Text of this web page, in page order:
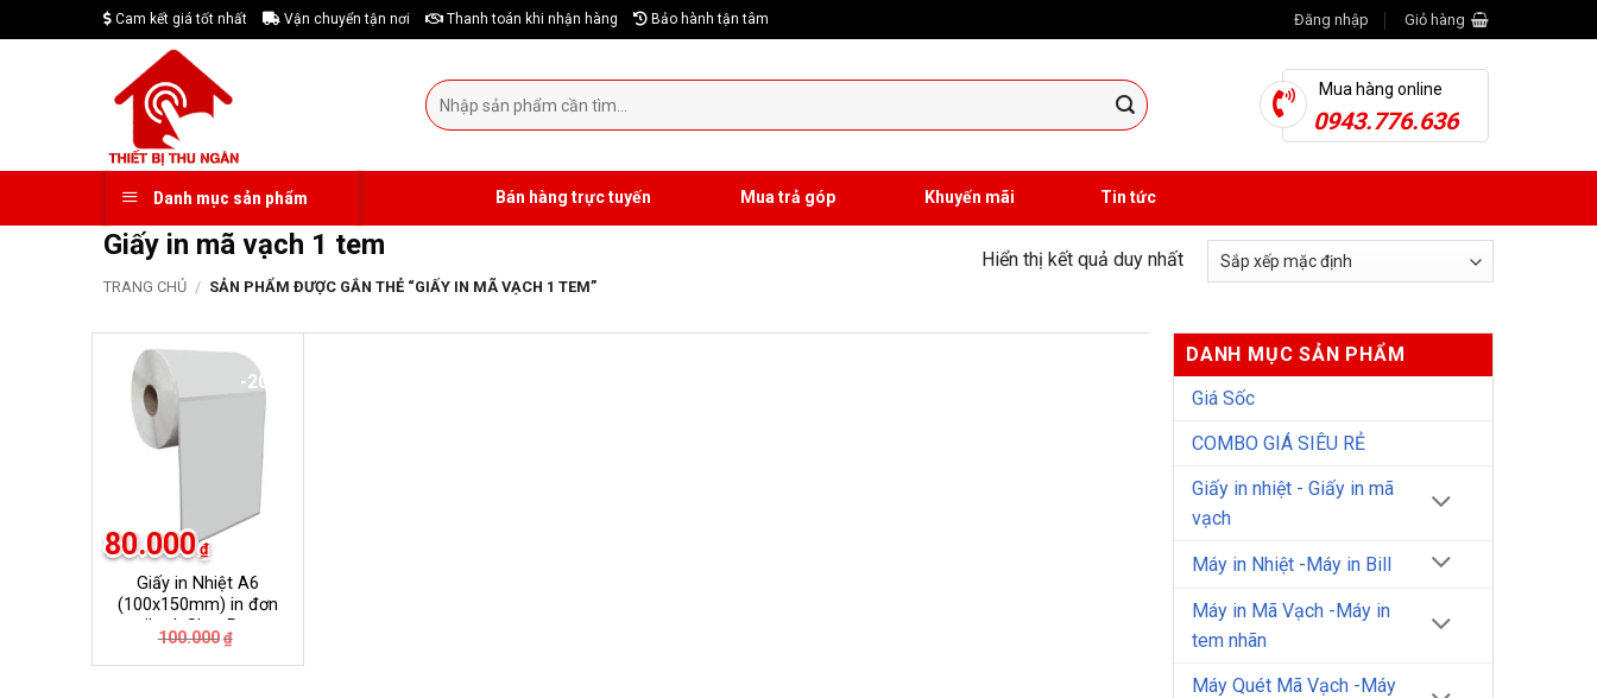
to
Cam kết giá tốt nhất Vận chuyển tận nơi Thanh toán khi nhận hàng Bảo hành tận tâm Đăng nhập Giỏ hàng
Tìm
kiếm:
Mua hàng online
0943.776.636
Danh mục sản phẩm Bán hàng trực tuyến Mua trả góp Khuyến mãi Tin tức
Giấy in mã vạch 1 tem
TRANG CHỦ / SẢN PHẨM ĐƯỢC GẮN THẺ “GIẤY IN MÃ VẠCH 1 TEM”
Hiển thị kết quả duy nhất
-20%
Giấy in Nhiệt A6
(100x150mm) in đơn
tiktok ShopPee
Lazada …….
100.000 ₫
là:
80.000 ₫
tại
DANH MỤC SẢN PHẨM
Giá Sốc
COMBO GIÁ SIÊU RẺ
Giấy in nhiệt - Giấy in mã
vạch
Máy in Nhiệt -Máy in Bill
Máy in Mã Vạch -Máy in
tem nhãn
Máy Quét Mã Vạch -Máy